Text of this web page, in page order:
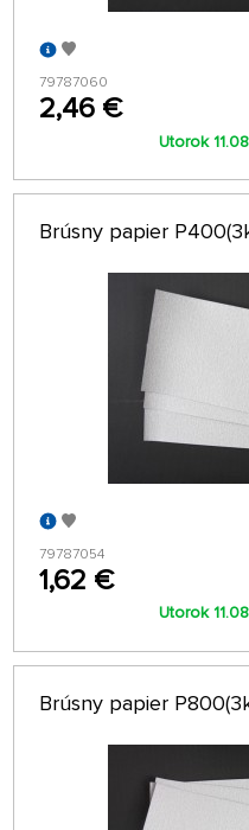
79787060
2,46 €
Utorok
Brúsny papier
79787054
1,62 €
Utorok
Brúsny papier